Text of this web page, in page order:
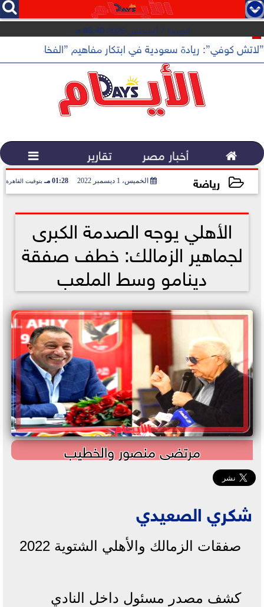
   
الجمعة 7 أغسطس 2026 05:40 مـ
”لاتش كوفي”: ريادة سعودية في ابتكار مفاهيم ”الفخامة
 أخبار مصر تقارير 
رياضة الخميس، 1 ديسمبر 2022 01:28 مـ بتوقيت القاهرة
الأهلي يوجه الصدمة الكبرى
لجماهير الزمالك: خطف صفقة
دينامو وسط الملعب
مرتضى منصور والخطيب
شكري الصعيدي
صفقات الزمالك والأهلي الشتوية 2022
كشف مصدر مسئول داخل النادي